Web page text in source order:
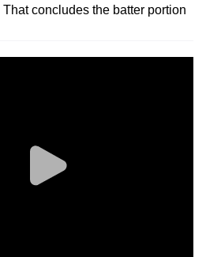
That concludes the batter portion